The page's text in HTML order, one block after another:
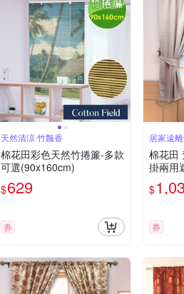
天然清涼 竹飄香
棉花田彩色天然竹捲簾-多款
可選(90x160cm)
$629
券
居家遠
棉花田
掛兩用
$
券